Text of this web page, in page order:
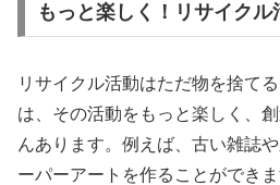
もっと楽しく！リサイク
リサイクル活動はただ物を捨て
は、その活動をもっと楽しく、
んあります。例えば、古い雑誌
ーパーアートを作ることができ